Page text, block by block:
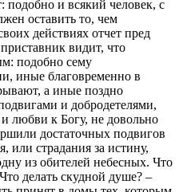
подобно и всякий человек, с
оставить то, чем
действиях отчет пред
видит, что
подобно сему
иные благовременно в
а иные поздно
и добродетелями,
любви к Богу, не довольно
достаточных подвигов
или страдания за истину,
из обителей небесных. Чтo
делать скудной душе? –